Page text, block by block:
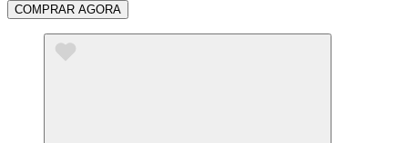
COMPRAR AGORA